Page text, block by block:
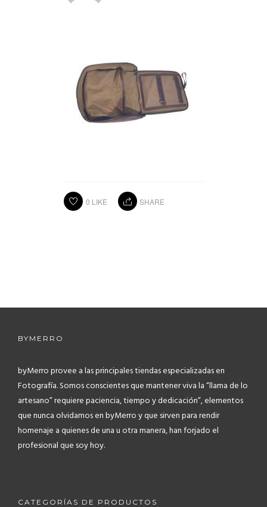
0 LIKE SHARE
BYMERRO
byMerro provee a las principales tiendas especializadas en
Fotografía.Somos conscientes que mantener viva la “llama de lo
artesano” requiere paciencia, tiempo y dedicación”, elementos
que nunca olvidamos en byMerro y que sirven para rendir
homenaje a quienes de una u otra manera, han forjado el
profesional que soy hoy.
CATEGORÍAS DE PRODUCTOS